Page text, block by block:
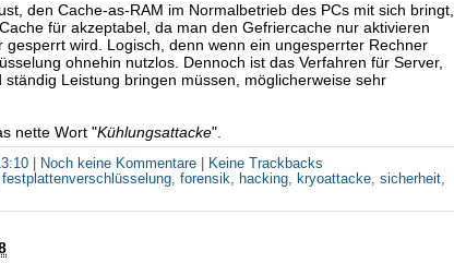
den Cache-as-RAM im Normalbetrieb des PCs mit sich bringt,
für akzeptabel, da man den Gefriercache nur aktivieren
gesperrt wird. Logisch, denn wenn ein ungesperrter Rechner
ohnehin nutzlos. Dennoch ist das Verfahren für Server,
Leistung bringen müssen, möglicherweise sehr
nette Wort "Kühlungsattacke".
Noch keine Kommentare
Keine Trackbacks
festplattenverschlüsselung,forensik, hacking, kryoattacke,sicherheit,